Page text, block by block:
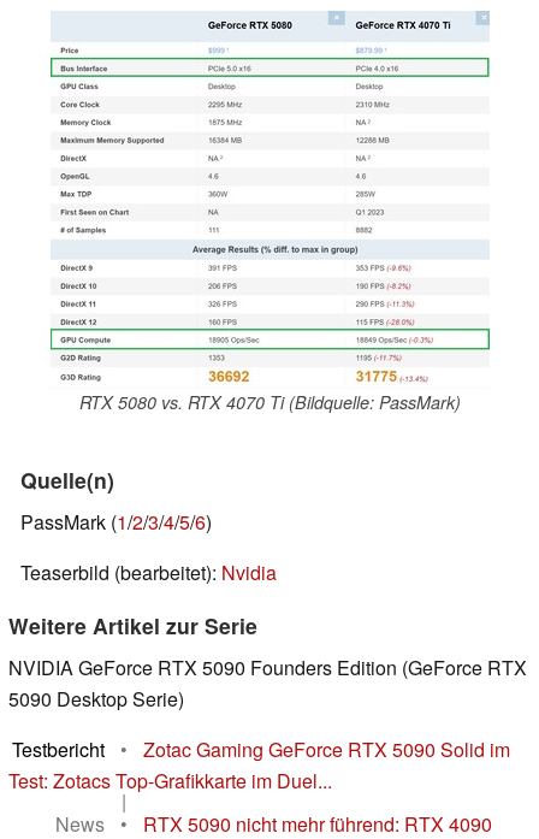
RTX 5080 vs. RTX 4070 Ti (Bildquelle: PassMark)
Quelle(n)
PassMark (1/2/3/4/5/6)
Teaserbild (bearbeitet): Nvidia
Weitere Artikel zur Serie
NVIDIA GeForce RTX 5090 Founders Edition (GeForce RTX
5090 Desktop Serie)
Testbericht
•
Zotac Gaming GeForce RTX 5090 Solid im
Test: Zotacs Top-Grafikkarte im Duel...
|
News
•
RTX 5090 nicht mehr führend: RTX 4090